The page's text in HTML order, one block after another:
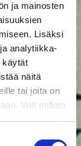
ja mainosten
Lisäksi
analytiikka-
käytät
näitä
tai joita on
Voit milloin